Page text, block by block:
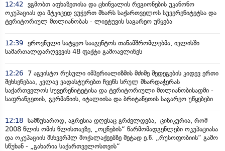
12:42 ვგმობთ აფხაზეთისა და ცხინვალის რეგიონების უკანონო
ოკუპაციას და მტკიცედ ვუჭერთ მხარს საქართველოს სუვერენიტეტსა და
ტერიტორიულ მთლიანობას - ლიეტუვის საგარეო უწყება
12:39 ეროვნული სატყეო სააგენტოს თანამშრომლებმა, ივლისში
სამართალდარღვევის 48 ფაქტი გამოავლინეს
12:26
7 აგვისტო რუსული იმპერიალიზმის მძიმე შედეგების კიდევ ერთი
შეხსენებაა, კვლავ ვადასტურებთ ჩვენს სრულ მხარდაჭერას
საქართველოს სუვერენიტეტისა და ტერიტორიული მთლიანობისადმი -
საფრანგეთის, გერმანიის, იტალიისა და ბრიტანეთის საგარეო უწყებები
12:18 სამწუხაროდ, აგრესია დღესაც გრძელდება, ცინიკურია, რომ
2008 წლის ომის წლისთავზე, „ოცნების“ წარმომადგენლები ოკუპაციასა
და ოკუპაციის მსხვერპლ მოქალაქეებზე მეტად ე.წ. „რუსოფობიის“ გამო
სწუხან - „გახარია საქართველოსთვის“